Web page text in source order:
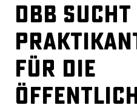
DBB sucht
für die